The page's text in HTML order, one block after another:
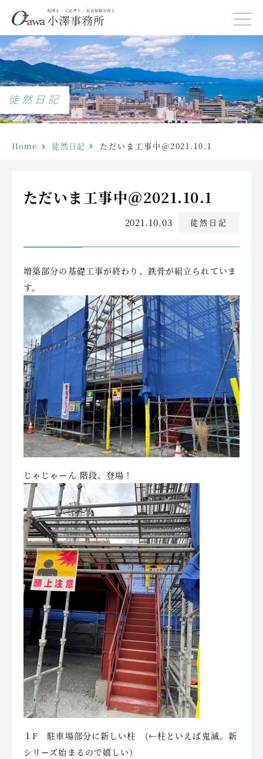
徒然日記
Home 徒然日記 ただいま工事中＠2021.10.1
ただいま工事中＠2021.10.1
2021.10.03 徒然日記
増築部分の基礎工事が終わり、鉄骨が組立られていま
す。
じゃじゃーん 階段、登場！
１F 駐車場部分に新しい柱 (←柱といえば鬼滅。新
シリーズ始まるので嬉しい）